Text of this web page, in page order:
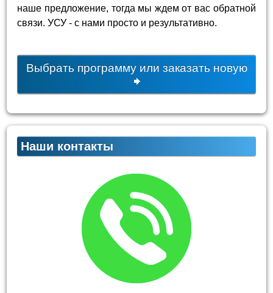
наше предложение, тогда мы ждем от вас обратной
связи. УСУ - с нами просто и результативно.
Выбрать программу или заказать новую
Наши контакты